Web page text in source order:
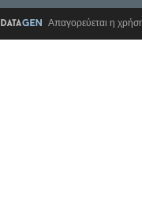
Απαγορεύεται η